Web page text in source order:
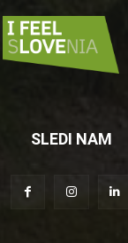
SLEDI NAM